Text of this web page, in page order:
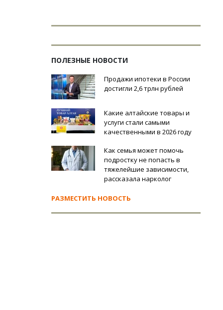
ПОЛЕЗНЫЕ НОВОСТИ
Продажи ипотеки в России
достигли 2,6 трлн рублей
Какие алтайские товары и
услуги стали самыми
качественными в 2026 году
Как семья может помочь
подростку не попасть в
тяжелейшие зависимости,
рассказала нарколог
РАЗМЕСТИТЬ НОВОСТЬ